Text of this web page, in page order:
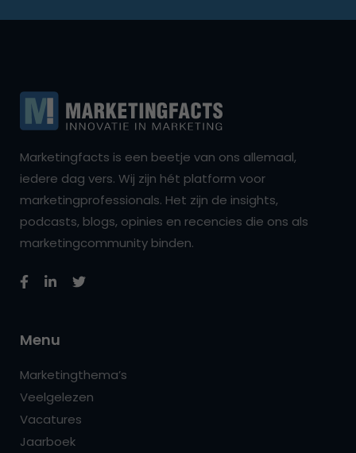
Marketingfacts is een beetje van ons allemaal,
iedere dag vers. Wij zijn hét platform voor
marketingprofessionals. Het zijn de insights,
podcasts, blogs, opinies en recencies die ons als
marketingcommunity binden.
Menu
Marketingthema’s
Veelgelezen
Vacatures
Jaarboek